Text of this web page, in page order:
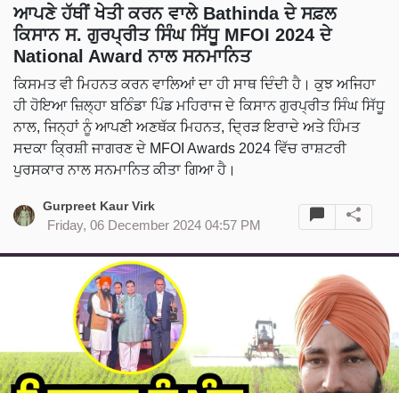
ਆਪਣੇ ਹੱਥੀਂ ਖੇਤੀ ਕਰਨ ਵਾਲੇ Bathinda ਦੇ ਸਫ਼ਲ
ਕਿਸਾਨ ਸ. ਗੁਰਪ੍ਰੀਤ ਸਿੰਘ ਸਿੱਧੂ MFOI 2024 ਦੇ
National Award ਨਾਲ ਸਨਮਾਨਿਤ
ਕਿਸਮਤ ਵੀ ਮਿਹਨਤ ਕਰਨ ਵਾਲਿਆਂ ਦਾ ਹੀ ਸਾਥ ਦਿੰਦੀ ਹੈ। ਕੁਝ ਅਜਿਹਾ
ਹੀ ਹੋਇਆ ਜ਼ਿਲ੍ਹਾ ਬਠਿੰਡਾ ਪਿੰਡ ਮਹਿਰਾਜ ਦੇ ਕਿਸਾਨ ਗੁਰਪ੍ਰੀਤ ਸਿੰਘ ਸਿੱਧੂ
ਨਾਲ, ਜਿਨ੍ਹਾਂ ਨੂੰ ਆਪਣੀ ਅਣਥੱਕ ਮਿਹਨਤ, ਦ੍ਰਿੜ ਇਰਾਦੇ ਅਤੇ ਹਿੰਮਤ
ਸਦਕਾ ਕ੍ਰਿਸ਼ੀ ਜਾਗਰਣ ਦੇ MFOI Awards 2024 ਵਿੱਚ ਰਾਸ਼ਟਰੀ
ਪੁਰਸਕਾਰ ਨਾਲ ਸਨਮਾਨਿਤ ਕੀਤਾ ਗਿਆ ਹੈ।
Gurpreet Kaur Virk
Friday, 06 December 2024 04:57 PM